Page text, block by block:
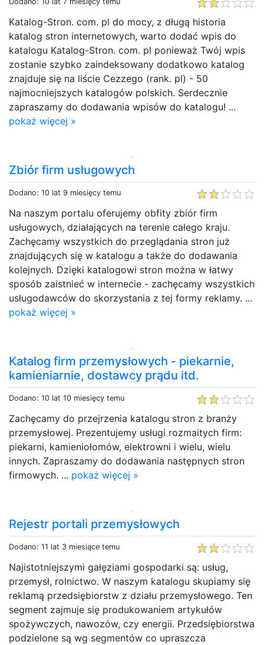
Katalog-Stron. com. pl do mocy, z długą historia
katalog stron internetowych, warto dodać wpis do
katalogu Katalog-Stron. com. pl ponieważ Twój wpis
zostanie szybko zaindeksowany dodatkowo katalog
znajduje się na liście Cezzego (rank. pl) - 50
najmocniejszych katalogów polskich. Serdecznie
zapraszamy do dodawania wpisów do katalogu! ...
pokaż więcej »
Zbiór firm usługowych
Dodano: 10 lat 9 miesięcy temu
Na naszym portalu oferujemy obfity zbiór firm
usługowych, działających na terenie całego kraju.
Zachęcamy wszystkich do przeglądania stron już
znajdujących się w katalogu a także do dodawania
kolejnych. Dzięki katalogowi stron można w łatwy
sposób zaistnieć w internecie - zachęcamy wszystkich
usługodawców do skorzystania z tej formy reklamy. ...
pokaż więcej »
Katalog firm przemysłowych - piekarnie,
kamieniarnie, dostawcy prądu itd.
Dodano: 10 lat 10 miesięcy temu
Zachęcamy do przejrzenia katalogu stron z branży
przemysłowej. Prezentujemy usługi rozmaitych firm:
piekarni, kamieniołomów, elektrowni i wielu, wielu
innych. Zapraszamy do dodawania następnych stron
firmowych. ... pokaż więcej »
Rejestr portali przemysłowych
Dodano: 11 lat 3 miesiące temu
Najistotniejszymi gałęziami gospodarki są: usług,
przemysł, rolnictwo. W naszym katalogu skupiamy się
reklamą przedsiębiorstw z działu przemysłowego. Ten
segment zajmuje się produkowaniem artykułów
spożywczych, nawozów, czy energii. Przedsiębiorstwa
podzielone są wg segmentów co upraszcza